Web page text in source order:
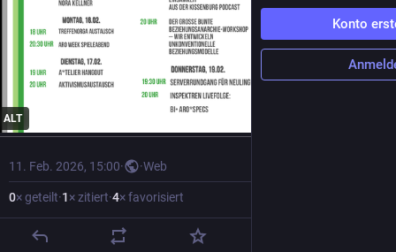
ALT
11. Feb. 2026, 15:00· ·Web
0× geteilt·1× zitiert·4× favorisiert
Konto